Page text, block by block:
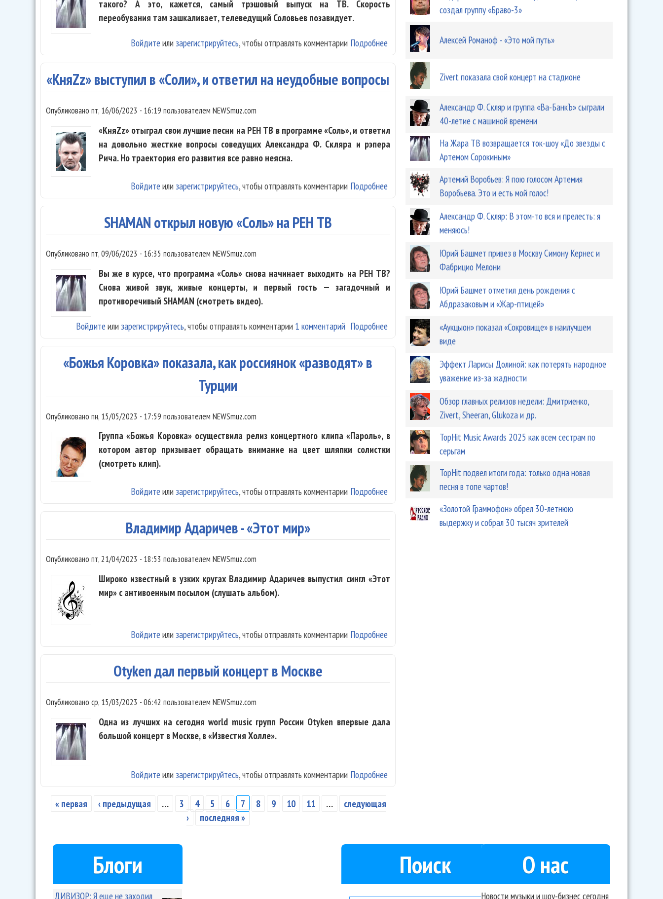
такого? А это, кажется, самый трэшовый выпуск на ТВ. Скорость
переобувания там зашкаливает, телеведущий Соловьев позавидует.
Подробнее о Бранимир пообещал «всем самураям» - «верную смерть»
Войдите или зарегистрируйтесь, чтобы отправлять комментарии
«КняZz» выступил в «Соли», и ответил на неудобные вопросы
Опубликовано пт, 16/06/2023 - 16:19 пользователем NEWSmuz.com
«КняZz» отыграл свои лучшие песни на РЕН ТВ в программе «Соль», и ответил
на довольно жесткие вопросы соведущих Александра Ф. Скляра и рэпера
Рича. Но траектория его развития все равно неясна.
Подробнее о «КняZz» выступил в «Соли», и ответил на неудобные вопросы
Войдите или зарегистрируйтесь, чтобы отправлять комментарии
SHAMAN открыл новую «Соль» на РЕН ТВ
Опубликовано пт, 09/06/2023 - 16:35 пользователем NEWSmuz.com
Вы же в курсе, что программа «Соль» снова начинает выходить на РЕН ТВ?
Снова живой звук, живые концерты, и первый гость — загадочный и
противоречивый SHAMAN (смотреть видео).
Подробнее о SHAMAN открыл новую «Соль» на РЕН ТВ
1 комментарий
Войдите или зарегистрируйтесь, чтобы отправлять комментарии
«Божья Коровка» показала, как россиянок «разводят» в
Турции
Опубликовано пн, 15/05/2023 - 17:59 пользователем NEWSmuz.com
Группа «Божья Коровка» осуществила релиз концертного клипа «Пароль», в
котором автор призывает обращать внимание на цвет шляпки солистки
(смотреть клип).
Подробнее о «Божья Коровка» показала, как россиянок «разводят» в Турции
Войдите или зарегистрируйтесь, чтобы отправлять комментарии
Владимир Адаричев - «Этот мир»
Опубликовано пт, 21/04/2023 - 18:53 пользователем NEWSmuz.com
Широко известный в узких кругах Владимир Адаричев выпустил сингл «Этот
мир» с антивоенным посылом (слушать альбом).
Подробнее
Войдите или зарегистрируйтесь, чтобы отправлять комментарии
Otyken дал первый концерт в Москве
Опубликовано ср, 15/03/2023 - 06:42 пользователем NEWSmuz.com
Одна из лучших на сегодня world music групп России Otyken впервые дала
большой концерт в Москве, в «Известия Холле».
Подробнее
Войдите или зарегистрируйтесь, чтобы отправлять комментарии
« первая ‹ предыдущая … 3 4 5 6 7 8 9 10 11 …
следующая
›
последняя »
создал группу «Браво-3»
Алексей Романоф - «Это мой путь»
Zivert показала свой концерт на стадионе
Александр Ф. Скляр и группа «Ва-БанкЪ» сыграли
40-летие с машиной времени
На Жара ТВ возвращается ток-шоу «До звезды с
Артемом Сорокиным»
Артемий Воробьев: Я пою голосом Артемия
Воробьева. Это и есть мой голос!
Александр Ф. Скляр: В этом-то вся и прелесть: я
меняюсь!
Юрий Башмет привез в Москву Симону Кернес и
Фабрицио Мелони
Юрий Башмет отметил день рождения с
Абдразаковым и «Жар-птицей»
«Аукцыон» показал «Сокровище» в наилучшем
виде
Эффект Ларисы Долиной: как потерять народное
уважение из-за жадности
Обзор главных релизов недели: Дмитриенко,
Zivert, Sheeran, Glukoza и др.
TopHit Music Awards 2025 как всем сестрам по
серьгам
TopHit подвел итоги года: только одна новая
песня в топе чартов!
«Золотой Граммофон» обрел 30-летнюю
выдержку и собрал 30 тысяч зрителей
Блоги
ДИВИЗОР: Я еще не заходил
Поиск О нас
Новости музыки и шоу-бизнес сегодня